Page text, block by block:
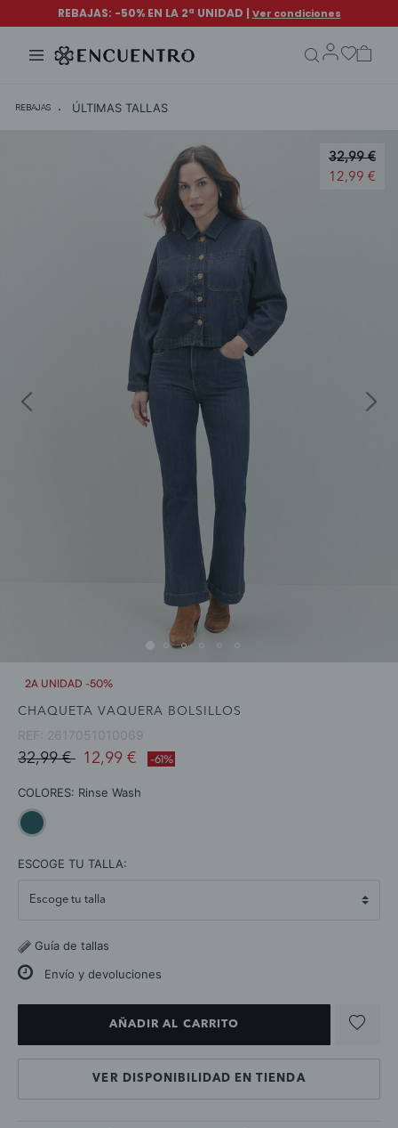
REBAJAS ÚLTIMAS TALLAS
Price
32,99 €
12,99 €
2A UNIDAD -50%
CHAQUETA VAQUERA BOLSILLOS
REF: 2617051010069
Price reduced from
32,99 €to12,99 € -61%
COLORES: Rinse Wash
ESCOGE TU TALLA:
Guía de tallas
Envío y devoluciones
AÑADIR AL CARRITO
VER DISPONIBILIDAD EN TIENDA